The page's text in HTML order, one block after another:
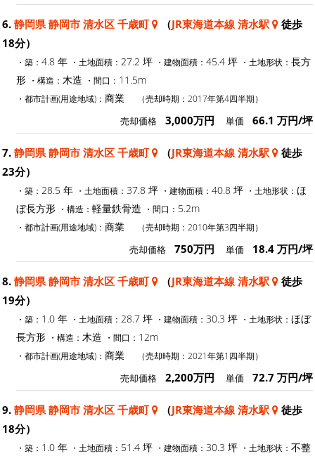
6. 静岡県 静岡市 清水区 千歳町 （JR東海道本線 清水駅
徒歩
18分）
・築： 4.8 年 ・土地面積： 27.2 坪 ・建物面積： 45.4 坪 ・土地形状： 長方
形 ・構造： 木造 ・間口： 11.5m
・都市計画(用途地域)： 商業 （売却時期：2017年第4四半期）
売却価格 3,000万円 単価 66.1 万円/坪
7. 静岡県 静岡市 清水区 千歳町 （JR東海道本線 清水駅
徒歩
23分）
・築： 28.5 年 ・土地面積： 37.8 坪 ・建物面積： 40.8 坪 ・土地形状： ほ
ぼ長方形 ・構造： 軽量鉄骨造 ・間口： 5.2m
・都市計画(用途地域)： 商業 （売却時期：2010年第3四半期）
売却価格 750万円 単価 18.4 万円/坪
8. 静岡県 静岡市 清水区 千歳町 （JR東海道本線 清水駅
徒歩
19分）
・築： 1.0 年 ・土地面積： 28.7 坪 ・建物面積： 30.3 坪 ・土地形状： ほぼ
長方形 ・構造： 木造 ・間口： 12m
・都市計画(用途地域)： 商業 （売却時期：2021年第1四半期）
売却価格 2,200万円 単価 72.7 万円/坪
9. 静岡県 静岡市 清水区 千歳町 （JR東海道本線 清水駅
徒歩
18分）
・築： 1.0 年 ・土地面積： 51.4 坪 ・建物面積： 30.3 坪 ・土地形状： 不整